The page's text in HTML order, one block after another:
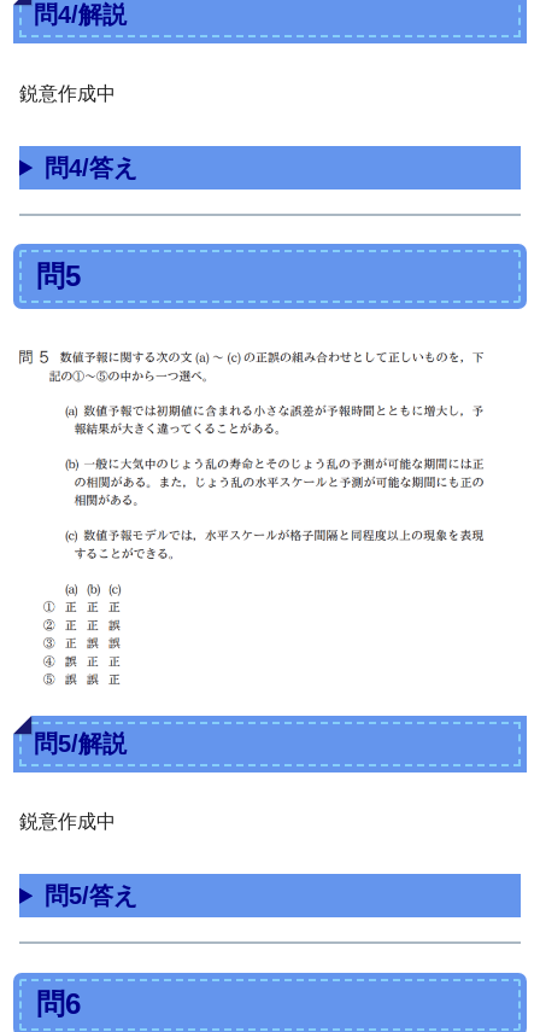
問4/解説
鋭意作成中
問4/答え
問5
問5/解説
鋭意作成中
問5/答え
問6